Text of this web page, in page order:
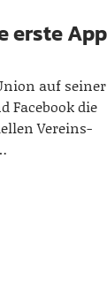
erste App
auf seiner
Facebook die
Vereins-